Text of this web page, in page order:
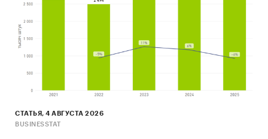
СТАТЬЯ, 4 АВГУСТА 2026
BUSINESSTAT